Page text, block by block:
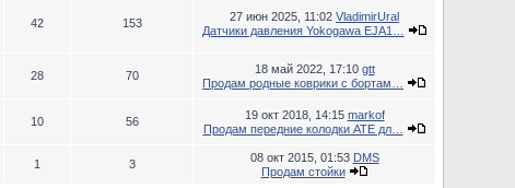
42 153 27 июн 2025, 11:02 VladimirUral
Датчики давления Yokogawa EJA1…
28 70 18 май 2022, 17:10 gtt
Продам родные коврики с бортам…
10 56 19 окт 2018, 14:15 markof
Продам передние колодки ATE дл…
1 3 08 окт 2015, 01:53 DMS
Продам стойки